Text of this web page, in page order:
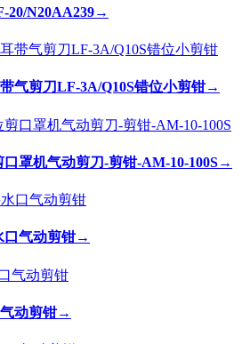
20/N20AA239→
气剪刀LF-3A/Q10S错位小剪钳→
罩机气动剪刀-剪钳-AM-10-100S→
气动剪钳→
动剪钳→